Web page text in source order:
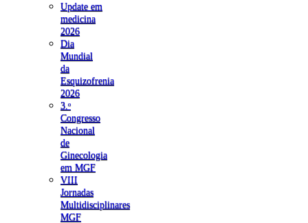
Update em
medicina
2026
Dia
Mundial
da
Esquizofrenia
2026
3.ᵒ
Congresso
Nacional
de
Ginecologia
em MGF
VIII
Jornadas
Multidisciplinares
MGF